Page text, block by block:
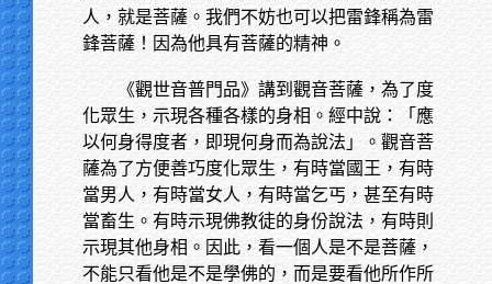
人，就是菩薩。我們不妨也可以把雷鋒稱為雷
鋒菩薩！因為他具有菩薩的精神。
《觀世音普門品》講到觀音菩薩，為了度
化眾生，示現各種各樣的身相。經中說：「應
以何身得度者，即現何身而為說法」。觀音菩
薩為了方便善巧度化眾生，有時當國王，有時
當男人，有時當女人，有時當乞丐，甚至有時
當畜生。有時示現佛教徒的身份說法，有時則
示現其他身相。因此，看一個人是不是菩薩，
不能只看他是不是學佛的，而是要看他所作所